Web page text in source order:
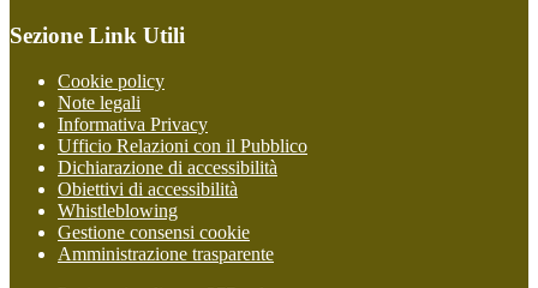
Sezione Link Utili
Cookie policy
Note legali
Informativa Privacy
Ufficio Relazioni con il Pubblico
Dichiarazione di accessibilità
Obiettivi di accessibilità
Whistleblowing
Gestione consensi cookie
Amministrazione trasparente